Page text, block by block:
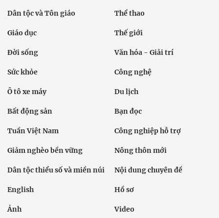
Dân tộc và Tôn giáo Thể thao
Giáo dục Thế giới
Đời sống Văn hóa - Giải trí
Sức khỏe Công nghệ
Ô tô xe máy Du lịch
Bất động sản Bạn đọc
Tuần Việt Nam Công nghiệp hỗ trợ
Giảm nghèo bền vững Nông thôn mới
Dân tộc thiểu số và miền núi Nội dung chuyên đề
English Hồ sơ
Ảnh Video